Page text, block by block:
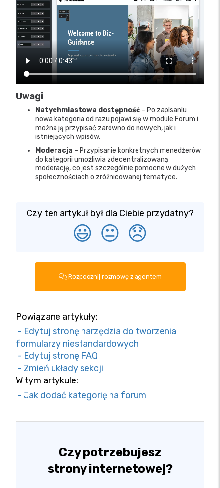
Uwagi
Natychmiastowa dostępność – Po zapisaniu
nowa kategoria od razu pojawi się w module Forum i
można ją przypisać zarówno do nowych, jak i
istniejących wpisów.
Moderacja – Przypisanie konkretnych menedżerów
do kategorii umożliwia zdecentralizowaną
moderację, co jest szczególnie pomocne w dużych
społecznościach o zróżnicowanej tematyce.
Czy ten artykuł był dla Ciebie przydatny?
😃 😐 😞
Rozpocznij rozmowę z agentem
Powiązane artykuły:
- Edytuj stronę narzędzia do tworzenia
formularzy niestandardowych
- Edytuj stronę FAQ
- Zmień układy sekcji
W tym artykule:
- Jak dodać kategorię na forum
Czy potrzebujesz
strony internetowej?